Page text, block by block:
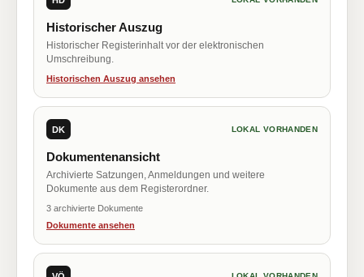
Historischer Auszug
Historischer Registerinhalt vor der elektronischen
Umschreibung.
Historischen Auszug ansehen
DK LOKAL VORHANDEN
Dokumentenansicht
Archivierte Satzungen, Anmeldungen und weitere
Dokumente aus dem Registerordner.
3 archivierte Dokumente
Dokumente ansehen